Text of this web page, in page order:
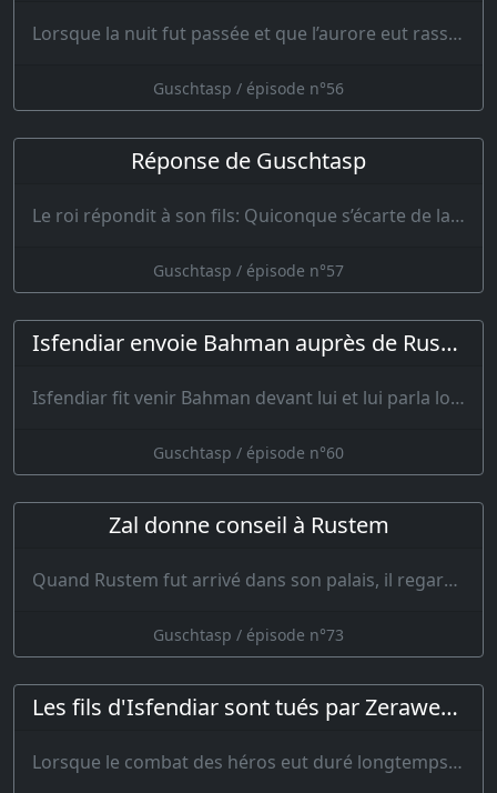
Lorsque la nuit fut passée et que l’aurore eut rassemblé les rênes de ses chevaux…
Guschtasp / épisode n°56
Réponse de Guschtasp
Le roi répondit à son fils: Quiconque s’écarte de la droiture s’égare de la vraie route. Tu as fai…
Guschtasp / épisode n°57
Isfendiar envoie Bahman auprès de Rustem
Isfendiar fit venir Bahman devant lui et lui parla longuement, disant: Monte s…
Guschtasp / épisode n°60
Zal donne conseil à Rustem
Quand Rustem fut arrivé dans son palais, il regarda pendant quelques instants ses amis; Zewa…
Guschtasp / épisode n°73
Les fils d'Isfendiar sont tués par Zeraweh et Faramourz
Lorsque le combat des héros eut duré longtemps, et que Rustem f…